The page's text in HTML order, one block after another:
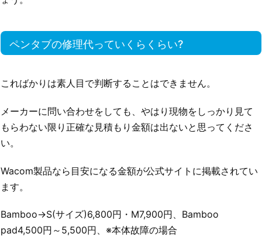
ペンタブの修理代っていくらくらい?
こればかりは素人目で判断することはできません。
メーカーに問い合わせをしても、やはり現物をしっかり見て
もらわない限り正確な見積もり金額は出ないと思ってくださ
い。
Wacom製品なら目安になる金額が公式サイトに掲載されてい
ます。
Bamboo→S(サイズ)6,800円・M7,900円、Bamboo
pad4,500円～5,500円、※本体故障の場合